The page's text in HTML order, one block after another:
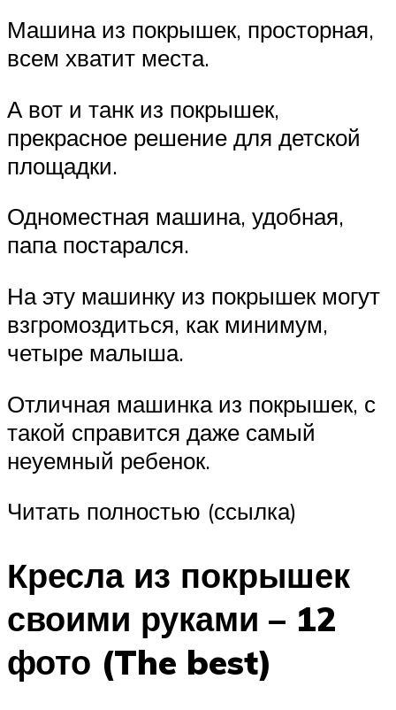
Машина из покрышек, просторная,
всем хватит места.
А вот и танк из покрышек,
прекрасное решение для детской
площадки.
Одноместная машина, удобная,
папа постарался.
На эту машинку из покрышек могут
взгромоздиться, как минимум,
четыре малыша.
Отличная машинка из покрышек, с
такой справится даже самый
неуемный ребенок.
Читать полностью (ссылка)
Кресла из покрышек
своими руками – 12
фото (The best)